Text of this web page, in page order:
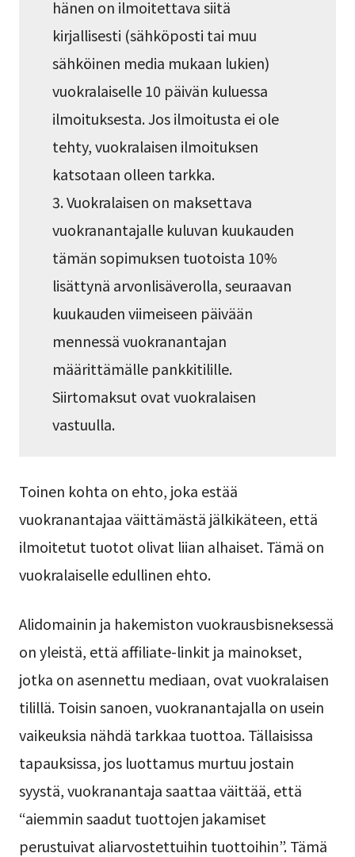
hänen on ilmoitettava siitä
kirjallisesti (sähköposti tai muu
sähköinen media mukaan lukien)
vuokralaiselle 10 päivän kuluessa
ilmoituksesta. Jos ilmoitusta ei ole
tehty, vuokralaisen ilmoituksen
katsotaan olleen tarkka.
3. Vuokralaisen on maksettava
vuokranantajalle kuluvan kuukauden
tämän sopimuksen tuotoista 10%
lisättynä arvonlisäverolla, seuraavan
kuukauden viimeiseen päivään
mennessä vuokranantajan
määrittämälle pankkitilille.
Siirtomaksut ovat vuokralaisen
vastuulla.
Toinen kohta on ehto, joka estää
vuokranantajaa väittämästä jälkikäteen, että
ilmoitetut tuotot olivat liian alhaiset. Tämä on
vuokralaiselle edullinen ehto.
Alidomainin ja hakemiston vuokrausbisneksessä
on yleistä, että affiliate-linkit ja mainokset,
jotka on asennettu mediaan, ovat vuokralaisen
tilillä. Toisin sanoen, vuokranantajalla on usein
vaikeuksia nähdä tarkkaa tuottoa. Tällaisissa
tapauksissa, jos luottamus murtuu jostain
syystä, vuokranantaja saattaa väittää, että
“aiemmin saadut tuottojen jakamiset
perustuivat aliarvostettuihin tuottoihin”. Tämä